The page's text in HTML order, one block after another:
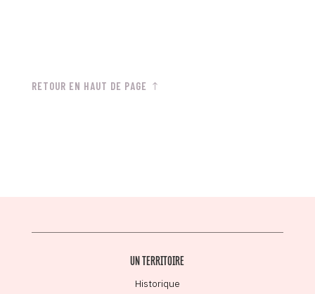
RETOUR EN HAUT DE PAGE
UN TERRITOIRE
Historique